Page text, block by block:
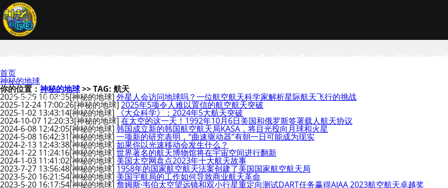
首页 科技新知 宇宙奥秘 航空航天 国家地理 历史军事 动物世界 植物世界 远古生物 未解之谜 探索发现 自
SCIENCE NEWS
首页
神秘的地球
你的位置：神秘的地球>> TAG: 航天
2026-5-29 16:08:35[神秘的地球] 外星人会访问地球吗？一位航空航天科学家解析星际航天飞行的挑战
2025-12-24 17:00:26[神秘的地球] 2025年5项令人难以置信的航空航天突破
2025-1-02 13:43:14[神秘的地球] 《大众科学》：2024年5大航天突破
2024-10-07 12:20:33[神秘的地球] 在太空的这一天！1992年10月6日美国和俄罗斯签署载人航天协议
2024-6-08 12:42:05[神秘的地球] 韩国成立新的韩国航空航天局KASA，将目光投向月球和火星
2024-5-08 16:42:31[神秘的地球] 一项新的研究表明，“曲速驱动器”有朝一日可能成为现实
2024-2-13 12:43:38[神秘的地球] 如果你以光速移动会发生什么？
2024-1-22 11:24:16[神秘的地球] 世界著名的航天博物馆将在宇宙空间进行翻新
2024-1-03 11:41:02[神秘的地球] 美国太空网盘点2023年十大航天故事
2023-7-27 13:56:48[神秘的地球] 1958年的国家航空航天法案创建了美国国家航空航天局
2023-5-20 16:21:54[神秘的地球] 美国宇航局的工作如何导致商业航天革命
2023-5-20 16:17:54[神秘的地球] 詹姆斯·韦伯太空望远镜和双小行星重定向测试DART任务赢得AIAA 2023航空航天卓越奖